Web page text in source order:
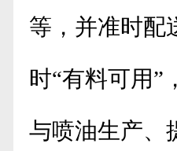
等，并准时配
时“有料可用”
与喷油生产、